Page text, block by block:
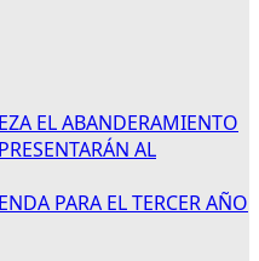
EL ABANDERAMIENTO
AL
PARA EL TERCER AÑO